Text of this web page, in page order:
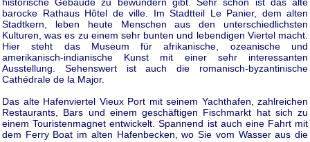
historische Gebäude zu bewundern gibt. Sehr schön ist das alte
barocke Rathaus Hôtel de ville. Im Stadtteil Le Panier, dem alten
Stadtkern, leben heute Menschen aus den unterschiedlichsten
Kulturen, was es zu einem sehr bunten und lebendigen Viertel macht.
Hier steht das Museum für afrikanische, ozeanische und
amerikanisch-indianische Kunst mit einer sehr interessanten
Ausstellung. Sehenswert ist auch die romanisch-byzantinische
Cathédrale de la Major.
Das alte Hafenviertel Vieux Port mit seinem Yachthafen, zahlreichen
Restaurants, Bars und einem geschäftigen Fischmarkt hat sich zu
einem Touristenmagnet entwickelt. Spannend ist auch eine Fahrt mit
dem Ferry Boat im alten Hafenbecken, wo Sie vom Wasser aus die